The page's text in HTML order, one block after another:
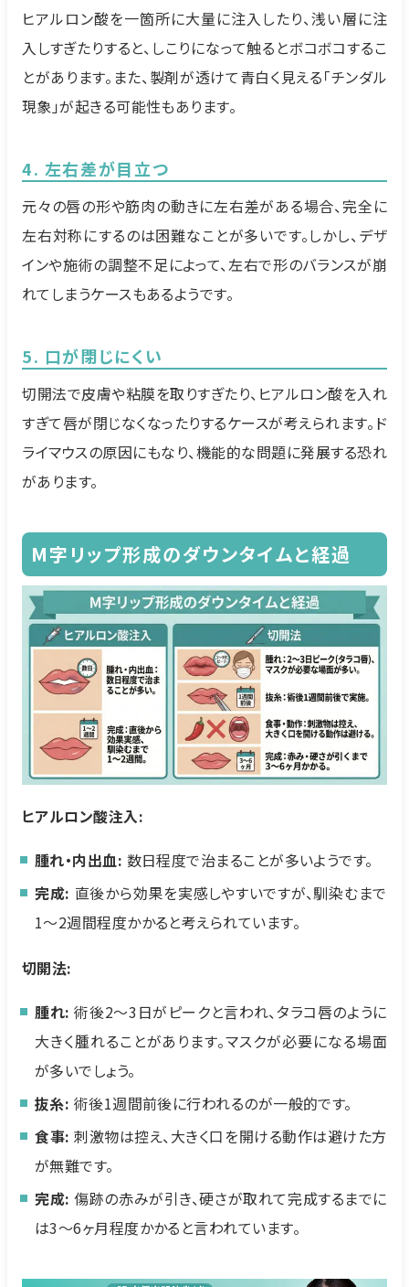
ヒアルロン酸を一箇所に大量に注入したり、浅い層に注
入しすぎたりすると、しこりになって触るとボコボコするこ
とがあります。また、製剤が透けて青白く見える「チンダル
現象」が起きる可能性もあります。
4. 左右差が目立つ
元々の唇の形や筋肉の動きに左右差がある場合、完全に
左右対称にするのは困難なことが多いです。しかし、デザ
インや施術の調整不足によって、左右で形のバランスが崩
れてしまうケースもあるようです。
5. 口が閉じにくい
切開法で皮膚や粘膜を取りすぎたり、ヒアルロン酸を入れ
すぎて唇が閉じなくなったりするケースが考えられます。ド
ライマウスの原因にもなり、機能的な問題に発展する恐れ
があります。
M字リップ形成のダウンタイムと経過
ヒアルロン酸注入:
腫れ・内出血: 数日程度で治まることが多いようです。
完成: 直後から効果を実感しやすいですが、馴染むまで
1〜2週間程度かかると考えられています。
切開法:
腫れ: 術後2〜3日がピークと言われ、タラコ唇のように
大きく腫れることがあります。マスクが必要になる場面
が多いでしょう。
抜糸: 術後1週間前後に行われるのが一般的です。
食事: 刺激物は控え、大きく口を開ける動作は避けた方
が無難です。
完成: 傷跡の赤みが引き、硬さが取れて完成するまでに
は3〜6ヶ月程度かかると言われています。